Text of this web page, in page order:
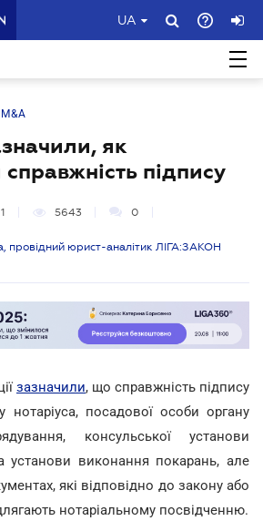
UA
як
підпису
5643 0
провідний юрист-аналітик ЛІГА:ЗАКОН
зазначили, що справжність підпису
нотаріуса, посадової особи органу
консульської установи
установи виконання покарань, але
які відповідно до закону або
нотаріальному посвідченню.